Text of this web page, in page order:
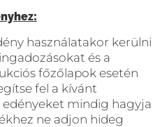
használatakor kerülni
és a
főzőlapok esetén
fel a kívánt
mindig hagyja
ne adjon hideg